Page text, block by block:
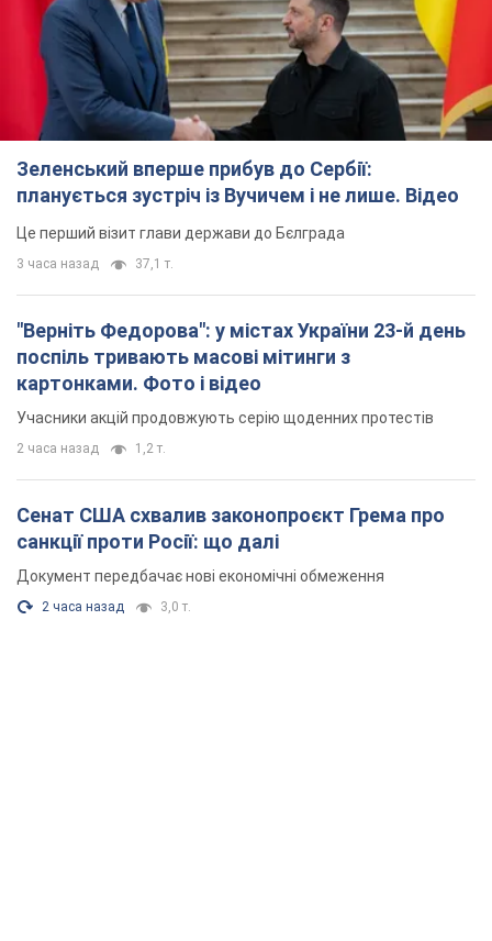
Зеленський вперше прибув до Сербії:
планується зустріч із Вучичем і не лише. Відео
Це перший візит глави держави до Бєлграда
3 часа назад 37,1 т.
"Верніть Федорова": у містах України 23-й день
поспіль тривають масові мітинги з
картонками. Фото і відео
Учасники акцій продовжують серію щоденних протестів
2 часа назад 1,2 т.
Сенат США схвалив законопроєкт Грема про
санкції проти Росії: що далі
Документ передбачає нові економічні обмеження
2 часа назад 3,0 т.